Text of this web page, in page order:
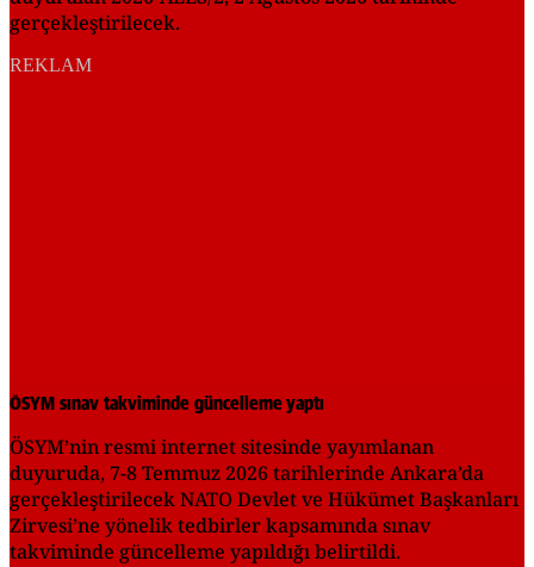
gerçekleştirilecek.
REKLAM
ÖSYM sınav takviminde güncelleme yaptı
ÖSYM’nin resmi internet sitesinde yayımlanan
duyuruda, 7-8 Temmuz 2026 tarihlerinde Ankara’da
gerçekleştirilecek NATO Devlet ve Hükümet Başkanları
Zirvesi’ne yönelik tedbirler kapsamında sınav
takviminde güncelleme yapıldığı belirtildi.